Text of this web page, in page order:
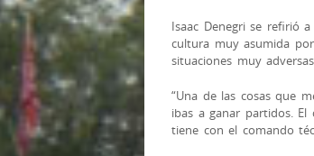
Isaac Denegri se refirió
cultura muy asumida
situaciones muy
“Una de las cosas que
ibas a ganar partidos.
tiene con el comando